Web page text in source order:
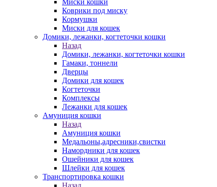
Миски кошки
Коврики под миску
Кормушки
Миски для кошек
Домики, лежанки, когтеточки кошки
Назад
Домики, лежанки, когтеточки кошки
Гамаки, тоннели
Дверцы
Домики для кошек
Когтеточки
Комплексы
Лежанки для кошек
Амуниция кошки
Назад
Амуниция кошки
Медальоны,адресники,свистки
Намордники для кошек
Ошейники для кошек
Шлейки для кошек
Транспортировка кошки
Назад